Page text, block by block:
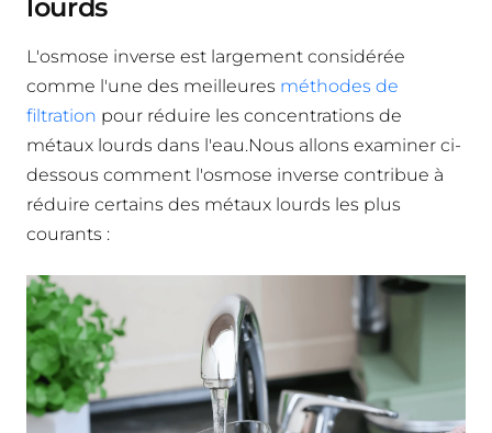
lourds
L'osmose inverse est largement considérée
comme l'une des meilleures méthodes de
filtration pour réduire les concentrations de
métaux lourds dans l'eau.Nous allons examiner ci-
dessous comment l'osmose inverse contribue à
réduire certains des métaux lourds les plus
courants :